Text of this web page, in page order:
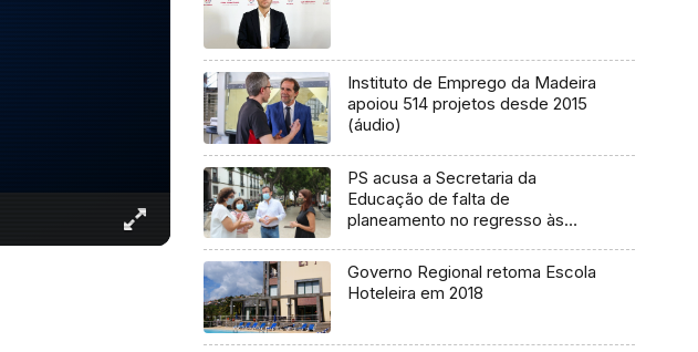
Instituto de Emprego da Madeira
apoiou 514 projetos desde 2015
(áudio)
PS acusa a Secretaria da
Educação de falta de
planeamento no regresso às
Governo Regional retoma Escola
Hoteleira em 2018